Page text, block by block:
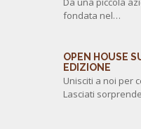
fondata nel…
OPEN HOUSE
EDIZIONE
Unisciti a noi per
Lasciati